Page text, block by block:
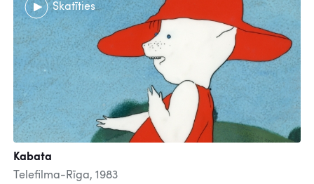
Skatīties
Kabata
Telefilma-Rīga, 1983